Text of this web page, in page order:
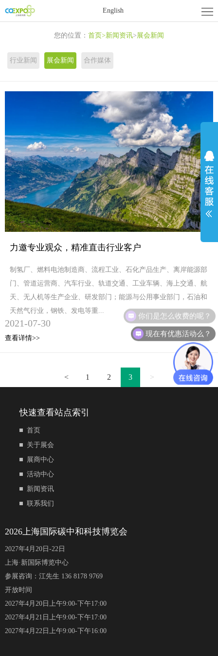
English
首
心
资
讯
系
我
们
您的位置： 首页>新闻资讯>展会新闻
行业新闻 展会新闻 合作媒体
力邀专业观众，精准直击行业客户
制氢厂、燃料电池制造商、流程工业、石化产品生产、离岸能源部
门、管道运营商、汽车行业、轨道交通、工业车辆、海上交通、航
天、无人机等生产企业、研发部门；能源与公用事业部门，石油和
天然气行业，钢铁、发电等重...
2021-07-30
查看详情>>
< 1 2 3 >
快速查看站点索引
首页
关于展会
展商中心
活动中心
新闻资讯
联系我们
2026上海国际碳中和科技博览会
2027年4月20日-22日
上海·新国际博览中心
参展咨询：江先生 136 8178 9769
开放时间
2027年4月20日上午9:00-下午17:00
2027年4月21日上午9:00-下午17:00
2027年4月22日上午9:00-下午16:00
你们是怎么收费的呢？
现在有优惠活动么？